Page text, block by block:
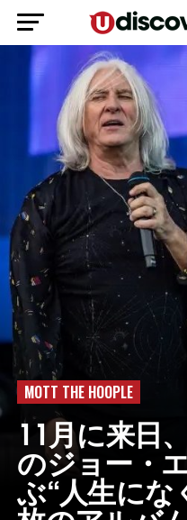
MOTT THE HOOPLE
11月に来日
のジョー・
ぶ“人生に